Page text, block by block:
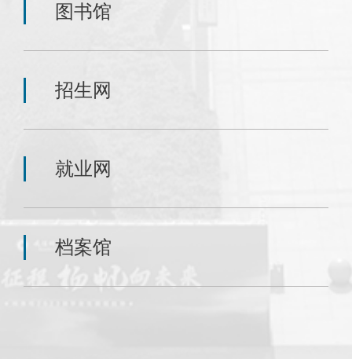
图书馆
招生网
就业网
档案馆